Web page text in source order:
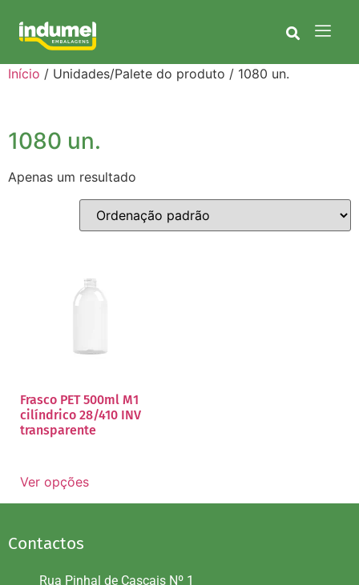
Início / Unidades/Palete do produto / 1080 un.
1080 un.
Apenas um resultado
Frasco PET 500ml M1
cilíndrico 28/410 INV
transparente
Ver opções
Contactos
Rua Pinhal de Cascais Nº 1